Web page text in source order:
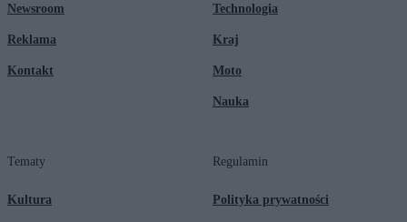
Newsroom
Reklama
Kontakt
Technologia
Kraj
Moto
Nauka
Tematy
Kultura
Regulamin
Polityka prywatności